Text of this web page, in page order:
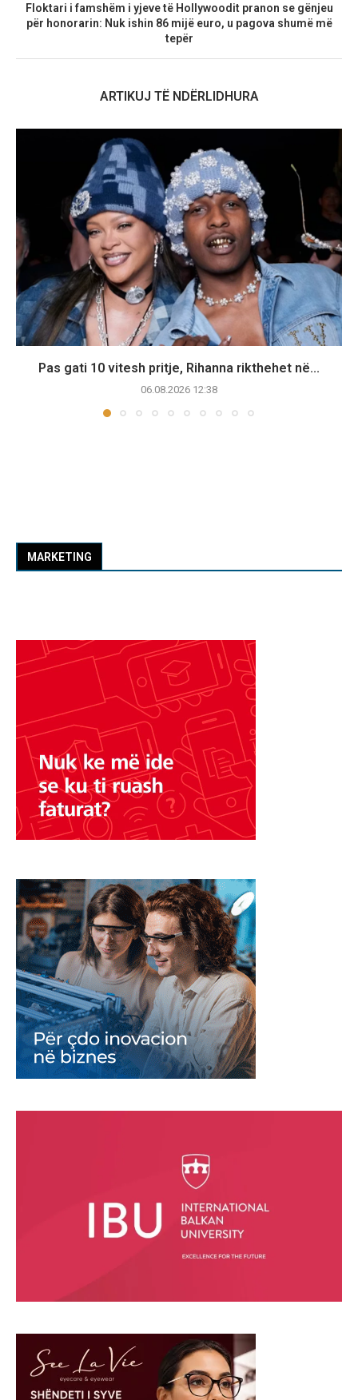
Floktari i famshëm i yjeve të Hollywoodit pranon se gënjeu
për honorarin: Nuk ishin 86 mijë euro, u pagova shumë më
tepër
ARTIKUJ TË NDËRLIDHURA
Pas gati 10 vitesh pritje, Rihanna rikthehet në...
06.08.2026 12:38
MARKETING